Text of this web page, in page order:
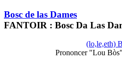
Bosc de las Dames
FANTOIR : Bosc Da Las
(lo,le,eth)
Prononcer "Lou